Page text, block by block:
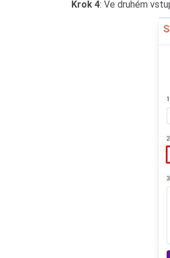
Krok 4: Ve druhém